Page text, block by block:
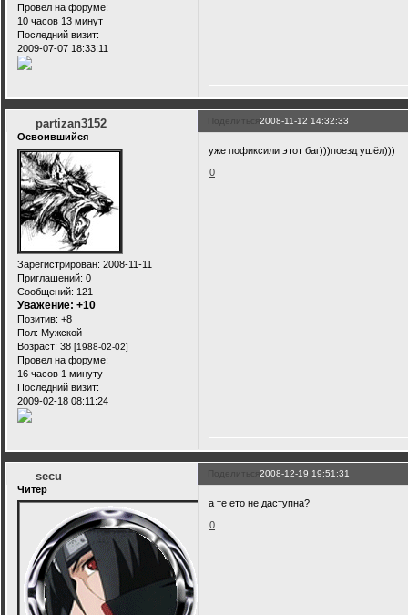
Провел на форуме:
10 часов 13 минут
Последний визит:
2009-07-07 18:33:11
Поделиться2008-11-12 14:32:33
partizan3152
Освоившийся
Зарегистрирован: 2008-11-11
Приглашений: 0
Сообщений: 121
Уважение: +10
Позитив: +8
Пол: Мужской
Возраст: 38 [1988-02-02]
Провел на форуме:
16 часов 1 минуту
Последний визит:
2009-02-18 08:11:24
уже пофиксили этот баг)))поезд ушёл)))
0
Поделиться2008-12-19 19:51:31
secu
Читер
а те ето не даступна?
0